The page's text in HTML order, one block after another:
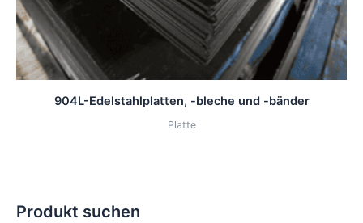
Produkt suchen
904L-Edelstahlplatten, -bleche und -bänder
Platte